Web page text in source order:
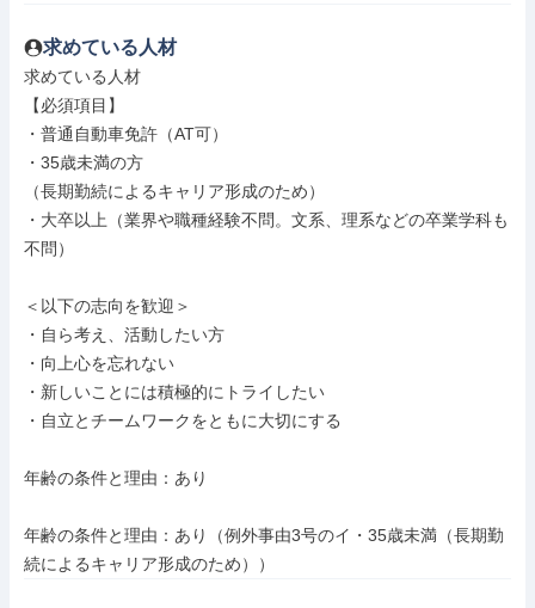
求めている人材
求めている人材
【必須項目】
・普通自動車免許（AT可）
・35歳未満の方
（長期勤続によるキャリア形成のため）
・大卒以上（業界や職種経験不問。文系、理系などの卒業学科も
不問）
＜以下の志向を歓迎＞
・自ら考え、活動したい方
・向上心を忘れない
・新しいことには積極的にトライしたい
・自立とチームワークをともに大切にする
年齢の条件と理由：あり
年齢の条件と理由：あり（例外事由3号のイ・35歳未満（長期勤
続によるキャリア形成のため））